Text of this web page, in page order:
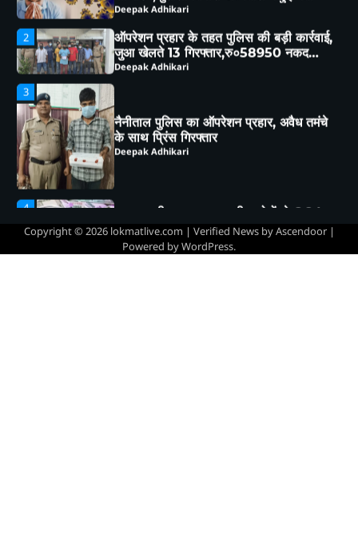
बरामद
Deepak Adhikari
3
नैनीताल पुलिस का ऑपरेशन प्रहार, अवैध तमंचे
के साथ प्रिंस गिरफ्तार
Deepak Adhikari
4
साइबर ठगी का माया जाल,तीन लोगों से 6.84
लाख की ठगी
Deepak Adhikari
हल्द्वानी : विशेष गहन पुनरीक्षण (SIR) पर हो रही
समस्याओं को लेकर विधायक सुमित हृदयेश ने
Copyright © 2026 lokmatlive.com | Verified News byAscendoor|
Powered byWordPress.